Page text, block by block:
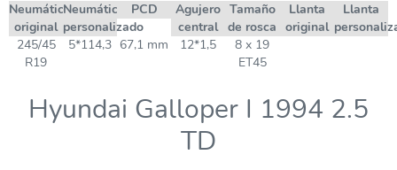
Neumático
original
Neumático
personalizado
PCD
Agujero
central
Tamaño
de rosca
Llanta
original
Llanta
245/45
R19
5*114,3 67,1 mm 12*1,5
8 x 19
ET45
Hyundai Galloper I 1994 2.5
TD